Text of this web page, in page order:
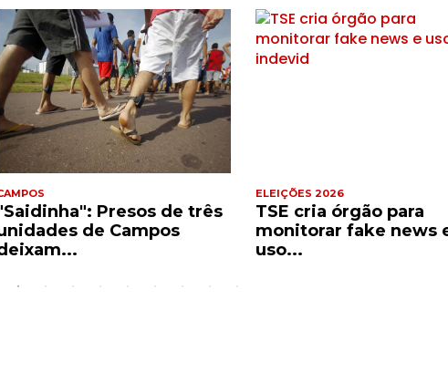
Presos de três
de Campos
ELEIÇÕES 2026
TSE cria órgão para
monitorar fake news
uso...